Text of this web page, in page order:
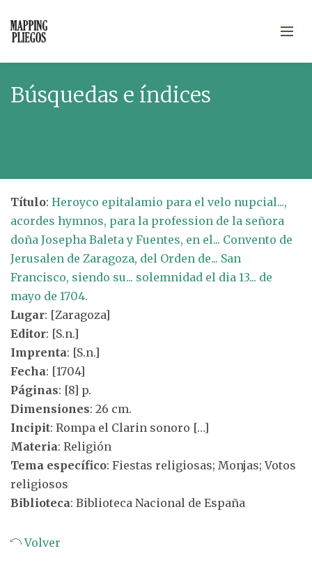
Búsquedas e índices
Título: Heroyco epitalamio para el velo nupcial...,
acordes hymnos, para la profession de la señora
doña Josepha Baleta y Fuentes, en el... Convento de
Jerusalen de Zaragoza, del Orden de... San
Francisco, siendo su... solemnidad el dia 13... de
mayo de 1704.
Lugar: [Zaragoza]
Editor: [S.n.]
Imprenta: [S.n.]
Fecha: [1704]
Páginas: [8] p.
Dimensiones: 26 cm.
Incipit: Rompa el Clarin sonoro […]
Materia: Religión
Tema específico: Fiestas religiosas; Monjas; Votos
religiosos
Biblioteca: Biblioteca Nacional de España
Volver